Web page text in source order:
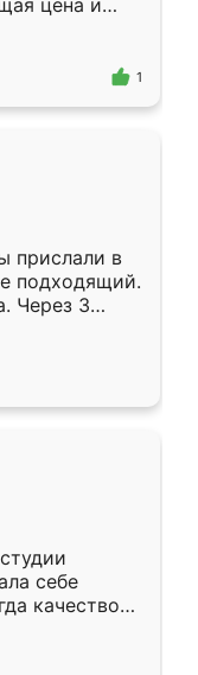
цена и
Приехавший
1
прислали в
подходящий.
Через 3
Остались
себе
качеством
уже почти